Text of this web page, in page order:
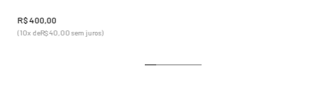
R$400 00
(10x deR$40 00sem juros)